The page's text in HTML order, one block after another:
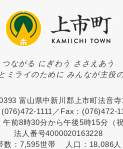
つながる にぎわう ささえあう
ミライのために みんなが主役
富山県中新川郡上市町法音
(076)472-1111／Fax：(076)472-
前8時30分から午後5時15分（祝
法人番号4000020163228
数： 7,595世帯 人口： 18,086人